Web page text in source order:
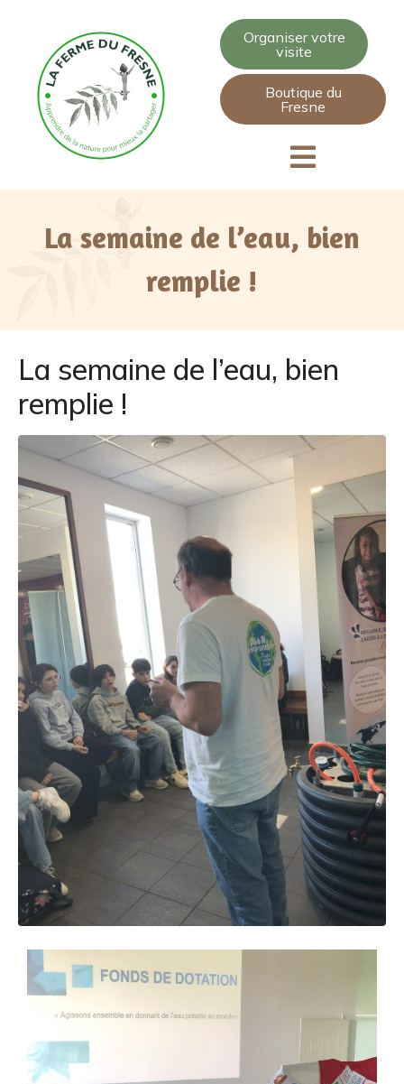
Organiser votre
visite
Boutique du
Fresne
La semaine de l’eau, bien
remplie !
La semaine de l’eau, bien
remplie !